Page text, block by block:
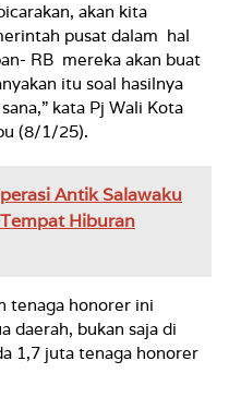
akan kita
pusat dalam hal
RB mereka akan buat
itu soal hasilnya
kata Pj Wali Kota
(8/1/25).
Antik Salawaku
Hiburan
tenaga honorer ini
daerah, bukan saja di
1,7 juta tenaga honorer